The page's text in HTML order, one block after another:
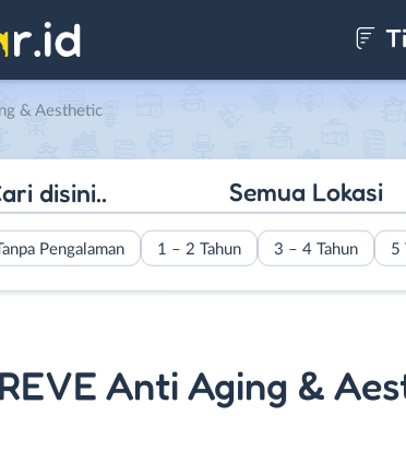
& Aesthetic
Semua Lokasi
Pengalaman 1 – 2 Tahun 3 – 4 Tahun 5
Anti Aging &